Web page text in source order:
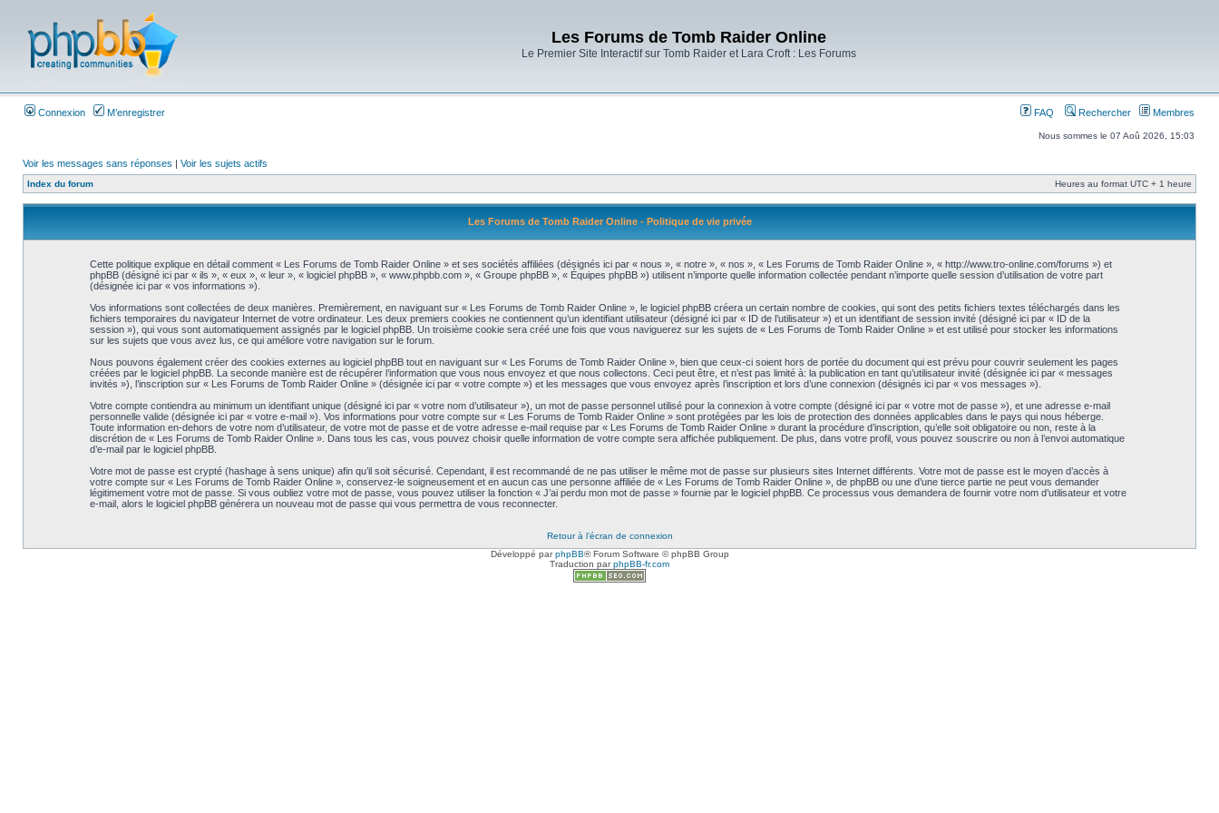
Les Forums de Tomb Raider Online
Le Premier Site Interactif sur Tomb Raider et Lara Croft : Les Forums
Connexion M’enregistrer FAQ Rechercher Membres
Nous sommes le 07 Aoû 2026, 15:03
Voir les messages sans réponses | Voir les sujets actifs
Index du forum Heures au format UTC + 1 heure
Les Forums de Tomb Raider Online - Politique de vie privée
Cette politique explique en détail comment « Les Forums de Tomb Raider Online » et ses sociétés affiliées (désignés ici par « nous », « notre », « nos », « Les Forums de Tomb Raider Online », « http://www.tro-online.com/forums ») et
phpBB (désigné ici par « ils », « eux », « leur », « logiciel phpBB », « www.phpbb.com », « Groupe phpBB », « Équipes phpBB ») utilisent n’importe quelle information collectée pendant n’importe quelle session d’utilisation de votre part
(désignée ici par « vos informations »).
Vos informations sont collectées de deux manières. Premièrement, en naviguant sur « Les Forums de Tomb Raider Online », le logiciel phpBB créera un certain nombre de cookies, qui sont des petits fichiers textes téléchargés dans les
fichiers temporaires du navigateur Internet de votre ordinateur. Les deux premiers cookies ne contiennent qu’un identifiant utilisateur (désigné ici par « ID de l’utilisateur ») et un identifiant de session invité (désigné ici par « ID de la
session »), qui vous sont automatiquement assignés par le logiciel phpBB. Un troisième cookie sera créé une fois que vous naviguerez sur les sujets de « Les Forums de Tomb Raider Online » et est utilisé pour stocker les informations
sur les sujets que vous avez lus, ce qui améliore votre navigation sur le forum.
Nous pouvons également créer des cookies externes au logiciel phpBB tout en naviguant sur « Les Forums de Tomb Raider Online », bien que ceux-ci soient hors de portée du document qui est prévu pour couvrir seulement les pages
créées par le logiciel phpBB. La seconde manière est de récupérer l’information que vous nous envoyez et que nous collectons. Ceci peut être, et n’est pas limité à: la publication en tant qu’utilisateur invité (désignée ici par « messages
invités »), l’inscription sur « Les Forums de Tomb Raider Online » (désignée ici par « votre compte ») et les messages que vous envoyez après l’inscription et lors d’une connexion (désignés ici par « vos messages »).
Votre compte contiendra au minimum un identifiant unique (désigné ici par « votre nom d’utilisateur »), un mot de passe personnel utilisé pour la connexion à votre compte (désigné ici par « votre mot de passe »), et une adresse e-mail
personnelle valide (désignée ici par « votre e-mail »). Vos informations pour votre compte sur « Les Forums de Tomb Raider Online » sont protégées par les lois de protection des données applicables dans le pays qui nous héberge.
Toute information en-dehors de votre nom d’utilisateur, de votre mot de passe et de votre adresse e-mail requise par « Les Forums de Tomb Raider Online » durant la procédure d’inscription, qu’elle soit obligatoire ou non, reste à la
discrétion de « Les Forums de Tomb Raider Online ». Dans tous les cas, vous pouvez choisir quelle information de votre compte sera affichée publiquement. De plus, dans votre profil, vous pouvez souscrire ou non à l’envoi automatique
d’e-mail par le logiciel phpBB.
Votre mot de passe est crypté (hashage à sens unique) afin qu’il soit sécurisé. Cependant, il est recommandé de ne pas utiliser le même mot de passe sur plusieurs sites Internet différents. Votre mot de passe est le moyen d’accès à
votre compte sur « Les Forums de Tomb Raider Online », conservez-le soigneusement et en aucun cas une personne affiliée de « Les Forums de Tomb Raider Online », de phpBB ou une d’une tierce partie ne peut vous demander
légitimement votre mot de passe. Si vous oubliez votre mot de passe, vous pouvez utiliser la fonction « J’ai perdu mon mot de passe » fournie par le logiciel phpBB. Ce processus vous demandera de fournir votre nom d’utilisateur et votre
e-mail, alors le logiciel phpBB générera un nouveau mot de passe qui vous permettra de vous reconnecter.
Retour à l’écran de connexion
Développé parphpBB® Forum Software © phpBB Group
Traduction parphpBB-fr.com